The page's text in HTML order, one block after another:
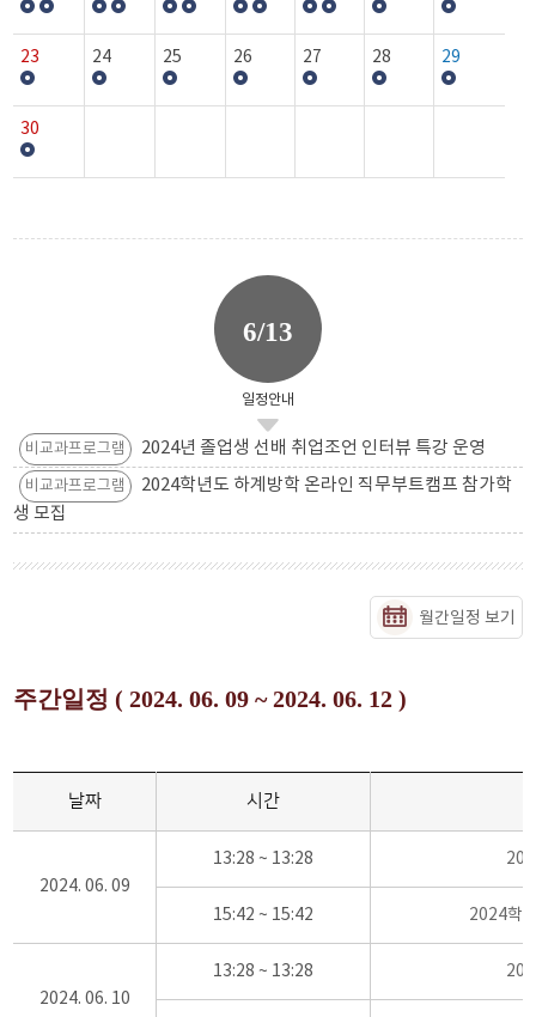
23 24 25 26 27 28 29
30
6/13
일정안내
비교과프로그램 2024년 졸업생 선배 취업조언 인터뷰 특강 운영
비교과프로그램
2024학년도 하계방학 온라인 직무부트캠프 참가학
생 모집
월간일정 보기
주간일정 ( 2024. 06. 09 ~ 2024. 06. 12 )
날짜 시간
2024. 06. 09
13:28 ~ 13:28
15:42 ~ 15:42 2024학
2024. 06. 10
13:28 ~ 13:28